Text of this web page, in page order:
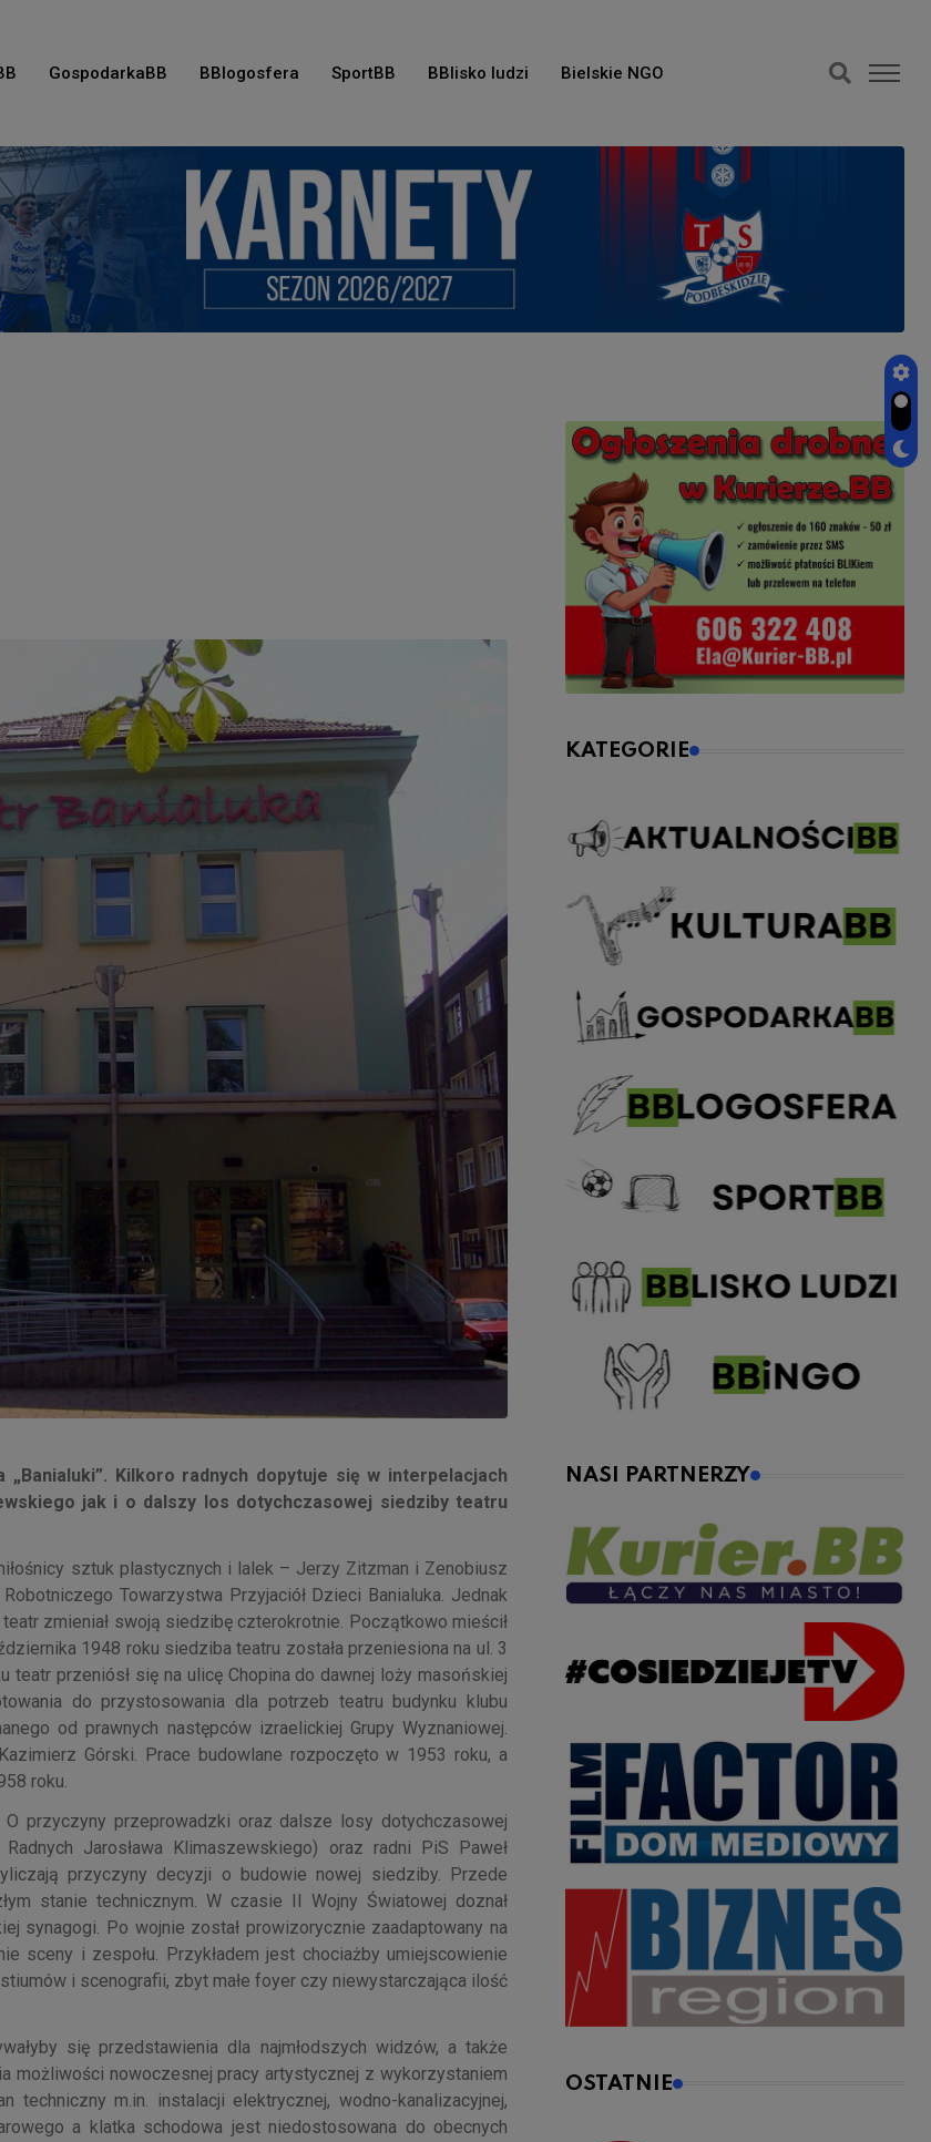
GospodarkaBB BBlogosfera SportBB BBlisko ludzi Bielskie NGO
„Banialuki”. Kilkoro radnych dopytuje się w interpelacjach
jak i o dalszy los dotychczasowej siedziby teatru
sztuk plastycznych i lalek – Jerzy Zitzman i Zenobiusz
Towarzystwa Przyjaciół Dzieci Banialuka. Jednak
zmieniał swoją siedzibę czterokrotnie. Początkowo mieścił
1948 roku siedziba teatru została przeniesiona na ul. 3
przeniósł się na ulicę Chopina do dawnej loży masońskiej
do przystosowania dla potrzeb teatru budynku klubu
od prawnych następców izraelickiej Grupy Wyznaniowej.
Górski. Prace budowlane rozpoczęto w 1953 roku, a
roku.
przyczyny przeprowadzki oraz dalsze losy dotychczasowej
Jarosława Klimaszewskiego) oraz radni PiS Paweł
przyczyny decyzji o budowie nowej siedziby. Przede
stanie technicznym. W czasie II Wojny Światowej doznał
synagogi. Po wojnie został prowizorycznie zaadaptowany na
sceny i zespołu. Przykładem jest chociażby umiejscowienie
i scenografii, zbyt małe foyer czy niewystarczająca ilość
się przedstawienia dla najmłodszych widzów, a także
możliwości nowoczesnej pracy artystycznej z wykorzystaniem
m.in. instalacji elektrycznej, wodno-kanalizacyjnej,
a klatka schodowa jest niedostosowana do obecnych
KATEGORIE
NASI PARTNERZY
OSTATNIE